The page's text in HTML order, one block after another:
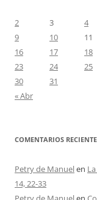
2
3 4
9
10 11
16
17 18
23
24 25
30
31
« Abr
COMENTARIOS
Petry de Manuelen
14, 22-33